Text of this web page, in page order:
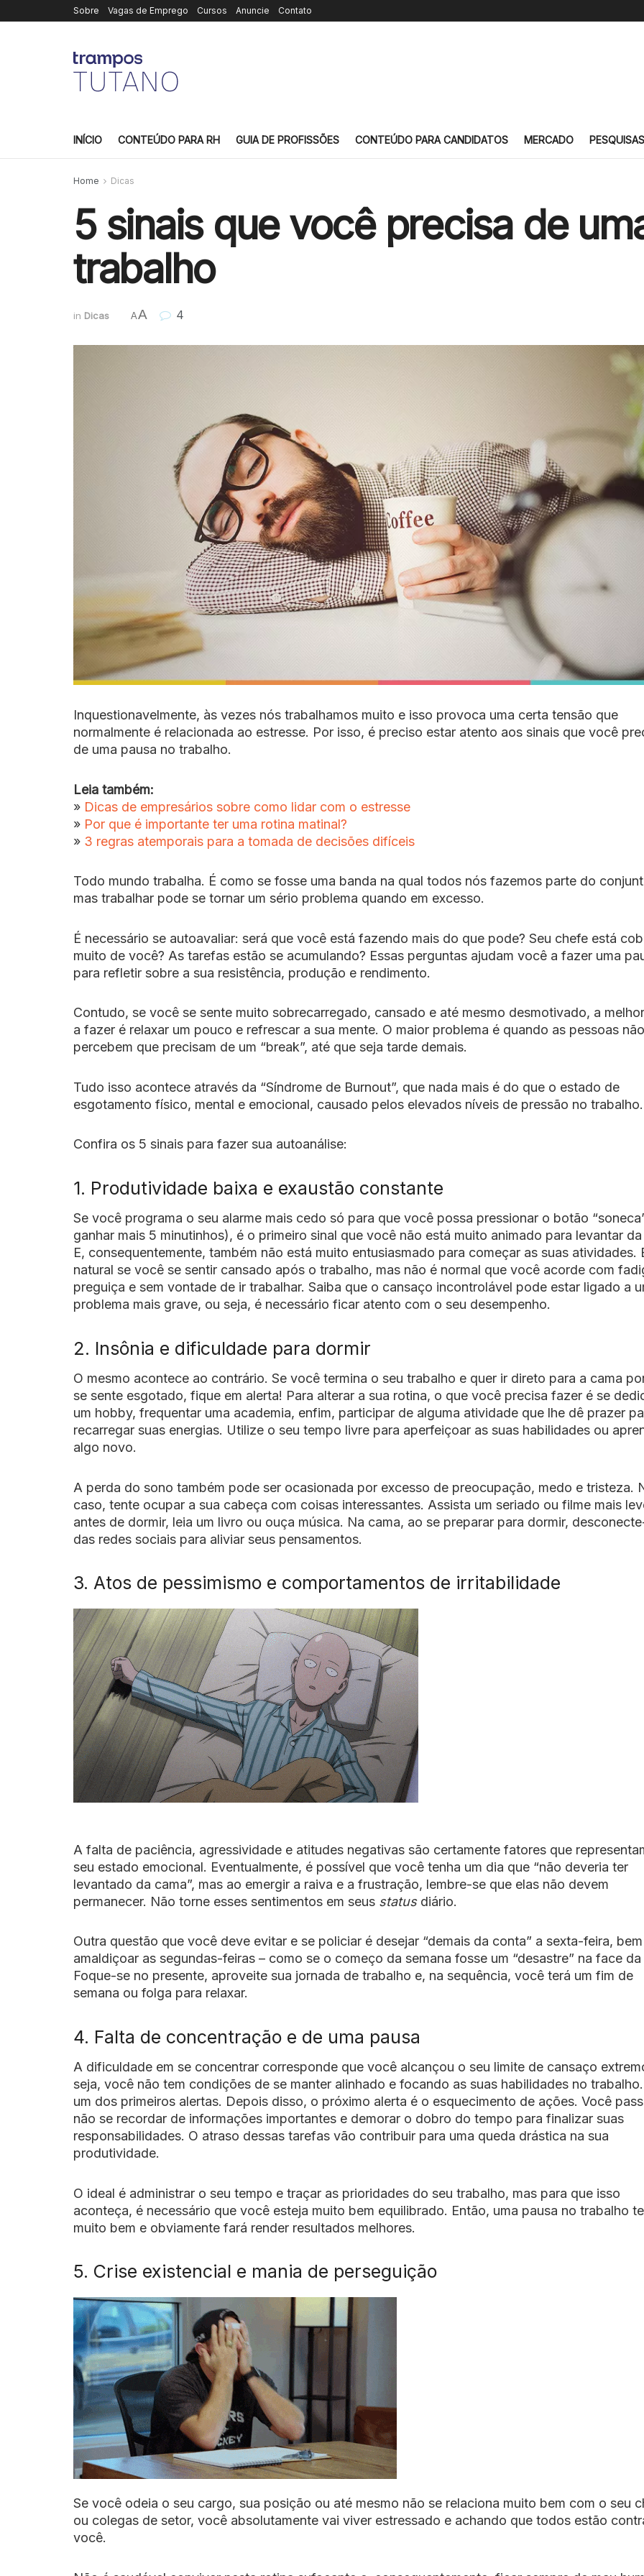
Sobre Vagas de Emprego Cursos Anuncie Contato
INÍCIO CONTEÚDO PARA RH GUIA DE PROFISSÕES CONTEÚDO PARA CANDIDATOS MERCADO PESQUISAS
Home Dicas
5 sinais que você precisa de
trabalho
in Dicas AA 4
Inquestionavelmente, às vezes nós trabalhamos muito e isso provoca uma certa tensão que
normalmente é relacionada ao estresse. Por isso, é preciso estar atento aos sinais que você
de uma pausa no trabalho.
Leia também:
» Dicas de empresários sobre como lidar com o estresse
» Por que é importante ter uma rotina matinal?
» 3 regras atemporais para a tomada de decisões difíceis
Todo mundo trabalha. É como se fosse uma banda na qual todos nós fazemos parte do
mas trabalhar pode se tornar um sério problema quando em excesso.
É necessário se autoavaliar: será que você está fazendo mais do que pode? Seu chefe está
muito de você? As tarefas estão se acumulando? Essas perguntas ajudam você a fazer uma
para refletir sobre a sua resistência, produção e rendimento.
Contudo, se você se sente muito sobrecarregado, cansado e até mesmo desmotivado, a
a fazer é relaxar um pouco e refrescar a sua mente. O maior problema é quando as pessoas não
percebem que precisam de um “break”, até que seja tarde demais.
Tudo isso acontece através da “Síndrome de Burnout”, que nada mais é do que o estado de
esgotamento físico, mental e emocional, causado pelos elevados níveis de pressão no trabalho.
Confira os 5 sinais para fazer sua autoanálise:
1. Produtividade baixa e exaustão constante
Se você programa o seu alarme mais cedo só para que você possa pressionar o botão
ganhar mais 5 minutinhos), é o primeiro sinal que você não está muito animado para levantar
E, consequentemente, também não está muito entusiasmado para começar as suas atividades.
natural se você se sentir cansado após o trabalho, mas não é normal que você acorde com
preguiça e sem vontade de ir trabalhar. Saiba que o cansaço incontrolável pode estar ligado a
problema mais grave, ou seja, é necessário ficar atento com o seu desempenho.
2. Insônia e dificuldade para dormir
O mesmo acontece ao contrário. Se você termina o seu trabalho e quer ir direto para a cama
se sente esgotado, fique em alerta! Para alterar a sua rotina, o que você precisa fazer é se
um hobby, frequentar uma academia, enfim, participar de alguma atividade que lhe dê prazer
recarregar suas energias. Utilize o seu tempo livre para aperfeiçoar as suas habilidades ou
algo novo.
A perda do sono também pode ser ocasionada por excesso de preocupação, medo e tristeza.
caso, tente ocupar a sua cabeça com coisas interessantes. Assista um seriado ou filme mais
antes de dormir, leia um livro ou ouça música. Na cama, ao se preparar para dormir,
das redes sociais para aliviar seus pensamentos.
3. Atos de pessimismo e comportamentos de irritabilidade
A falta de paciência, agressividade e atitudes negativas são certamente fatores que
seu estado emocional. Eventualmente, é possível que você tenha um dia que “não deveria ter
levantado da cama”, mas ao emergir a raiva e a frustração, lembre-se que elas não devem
permanecer. Não torne esses sentimentos em seus statusdiário.
Outra questão que você deve evitar e se policiar é desejar “demais da conta” a sexta-feira,
amaldiçoar as segundas-feiras – como se o começo da semana fosse um “desastre” na face
Foque-se no presente, aproveite sua jornada de trabalho e, na sequência, você terá um fim de
semana ou folga para relaxar.
4. Falta de concentração e de uma pausa
A dificuldade em se concentrar corresponde que você alcançou o seu limite de cansaço
seja, você não tem condições de se manter alinhado e focando as suas habilidades no
um dos primeiros alertas. Depois disso, o próximo alerta é o esquecimento de ações. Você
não se recordar de informações importantes e demorar o dobro do tempo para finalizar suas
responsabilidades. O atraso dessas tarefas vão contribuir para uma queda drástica na sua
produtividade.
O ideal é administrar o seu tempo e traçar as prioridades do seu trabalho, mas para que isso
aconteça, é necessário que você esteja muito bem equilibrado. Então, uma pausa no trabalho
muito bem e obviamente fará render resultados melhores.
5. Crise existencial e mania de perseguição
Se você odeia o seu cargo, sua posição ou até mesmo não se relaciona muito bem com o seu
ou colegas de setor, você absolutamente vai viver estressado e achando que todos estão
você.